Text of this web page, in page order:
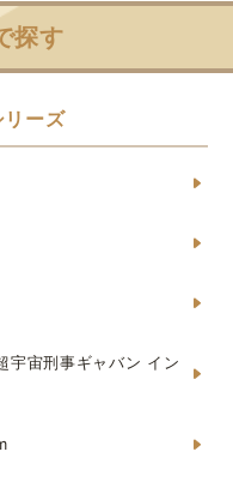
探す
リーズ
宇宙刑事ギャバン イン